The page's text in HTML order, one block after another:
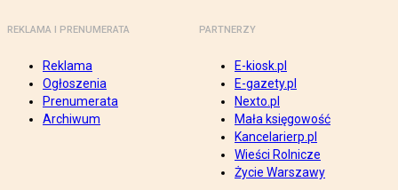
REKLAMA I PRENUMERATA
Reklama
Ogłoszenia
Prenumerata
Archiwum
PARTNERZY
E-kiosk.pl
E-gazety.pl
Nexto.pl
Mała księgowość
Kancelarierp.pl
Wieści Rolnicze
Życie Warszawy